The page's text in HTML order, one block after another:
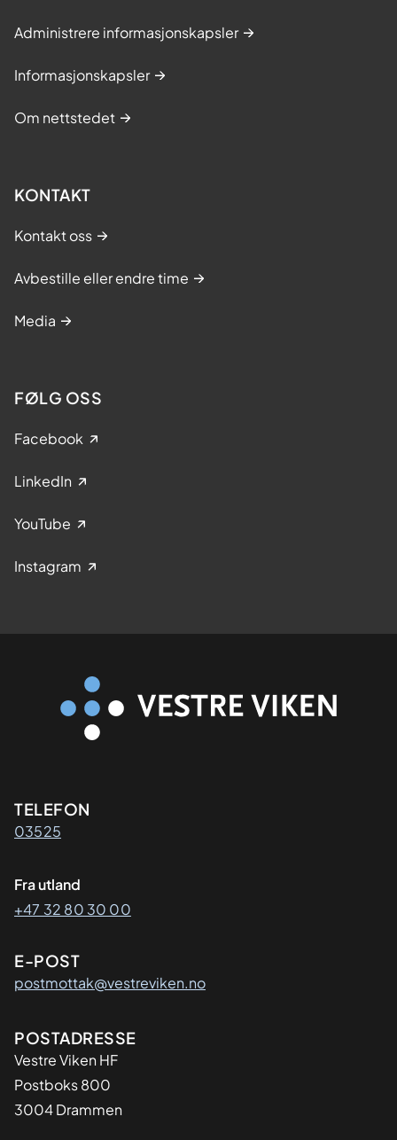
Administrere informasjonskapsler
Informasjonskapsler
Om nettstedet
KONTAKT
Kontakt oss
Avbestille eller endre time
Media
FØLG OSS
Facebook
LinkedIn
YouTube
Instagram
Kontaktinformasjon
TELEFON
03525
Fra utland
+47 32 80 30 00
E-POST
postmottak@vestreviken.no
Adresse
POSTADRESSE
Vestre Viken HF
Postboks 800
3004 Drammen